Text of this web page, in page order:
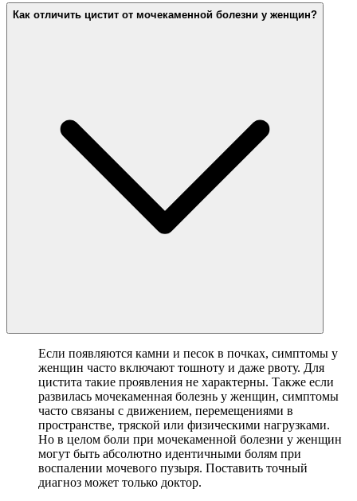
Как отличить цистит от мочекаменной болезни у женщин?
Если появляются камни и песок в почках, симптомы у
женщин часто включают тошноту и даже рвоту. Для
цистита такие проявления не характерны. Также если
развилась мочекаменная болезнь у женщин, симптомы
часто связаны с движением, перемещениями в
пространстве, тряской или физическими нагрузками.
Но в целом боли при мочекаменной болезни у женщин
могут быть абсолютно идентичными болям при
воспалении мочевого пузыря. Поставить точный
диагноз может только доктор.